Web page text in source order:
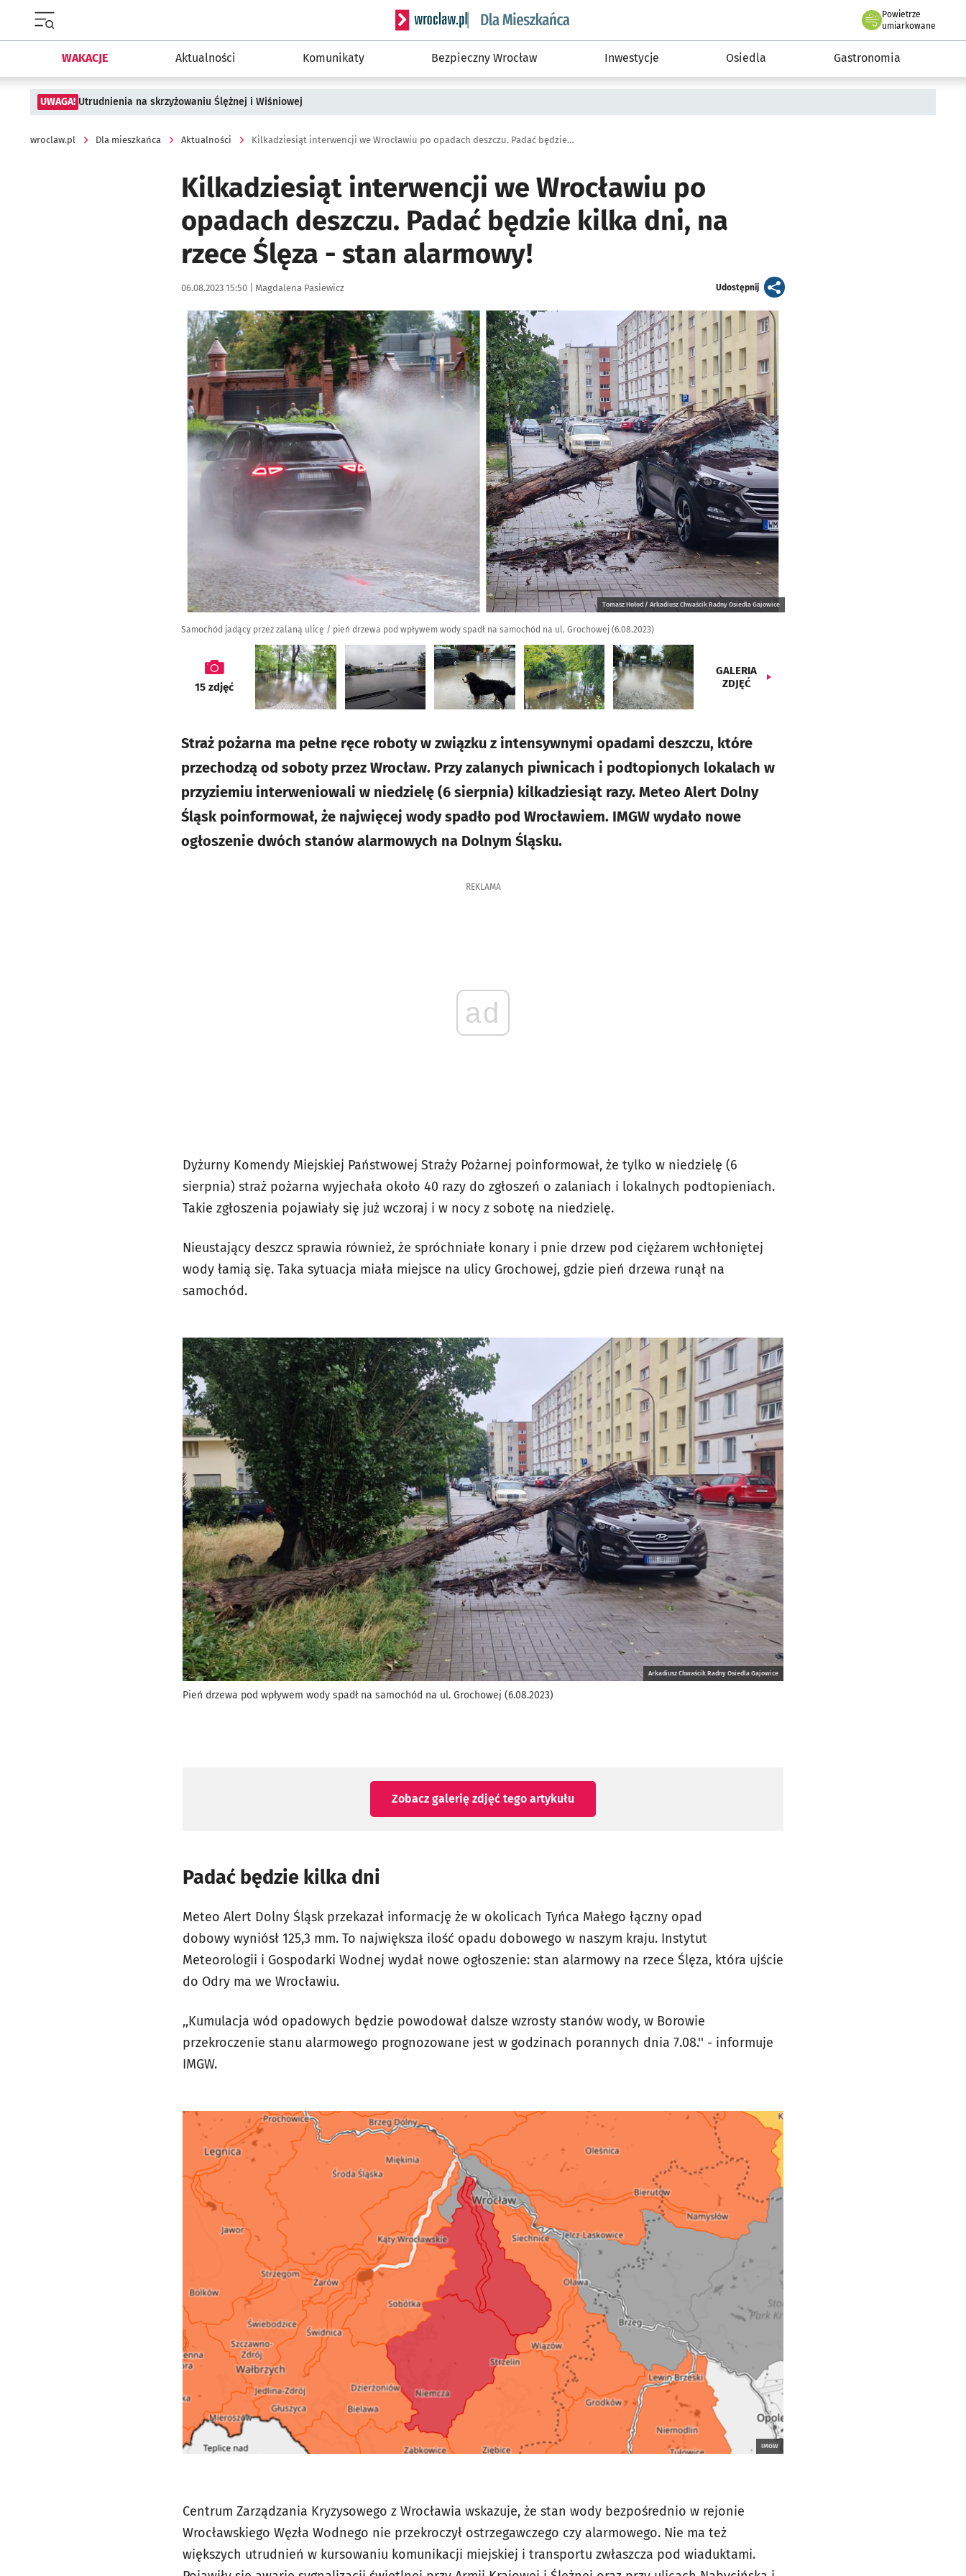
Serwis informacyjny wroclaw.pl podserwis: Dla mieszkańca
Powietrze
we Wrocławiu
umiarkowane
WAKACJE Aktualności Komunikaty Bezpieczny Wrocław Inwestycje Osiedla Gastronomia
UWAGA! Utrudnienia na skrzyżowaniu Ślężnej i Wiśniowej
wroclaw.pl Dla mieszkańca Aktualności Kilkadziesiąt interwencji we Wrocławiu po opadach deszczu. Padać będzie kilka dni, na rzece Ślęza - stan alarmowy!
Kilkadziesiąt interwencji we Wrocławiu po
opadach deszczu. Padać będzie kilka dni, na
rzece Ślęza - stan alarmowy!
Data publikacji:
06.08.2023 15:50 | Autor:
Magdalena Pasiewicz Udostępnijartykuł
Kliknij, aby zobaczyć galerię
Kliknij, aby powiększyć
Tomasz Hołod / Arkadiusz Chwaścik Radny Osiedla Gajowice
Samochód jadący przez zalaną ulicę / pień drzewa pod wpływem wody spadł na samochód na ul. Grochowej (6.08.2023)
galeria
15zdjęć
GALERIA
ZDJĘĆ
Straż pożarna ma pełne ręce roboty w związku z intensywnymi opadami deszczu, które
przechodzą od soboty przez Wrocław. Przy zalanych piwnicach i podtopionych lokalach w
przyziemiu interweniowali w niedzielę (6 sierpnia) kilkadziesiąt razy. Meteo Alert Dolny
Śląsk poinformował, że najwięcej wody spadło pod Wrocławiem. IMGW wydało nowe
ogłoszenie dwóch stanów alarmowych na Dolnym Śląsku.
REKLAMA
ad
Dyżurny Komendy Miejskiej Państwowej Straży Pożarnej poinformował, że tylko w niedzielę (6
sierpnia) straż pożarna wyjechała około 40 razy do zgłoszeń o zalaniach i lokalnych podtopieniach.
Takie zgłoszenia pojawiały się już wczoraj i w nocy z sobotę na niedzielę.
Nieustający deszcz sprawia również, że spróchniałe konary i pnie drzew pod ciężarem wchłoniętej
wody łamią się. Taka sytuacja miała miejsce na ulicy Grochowej, gdzie pień drzewa runął na
samochód.
Arkadiusz Chwaścik Radny Osiedla Gajowice
Pień drzewa pod wpływem wody spadł na samochód na ul. Grochowej (6.08.2023)
Zobacz galerię zdjęć tego artykułu
Padać będzie kilka dni
Meteo Alert Dolny Śląsk przekazał informację że w okolicach Tyńca Małego łączny opad
dobowy wyniósł 125,3 mm. To największa ilość opadu dobowego w naszym kraju. Instytut
Meteorologii i Gospodarki Wodnej wydał nowe ogłoszenie: stan alarmowy na rzece Ślęza, która ujście
do Odry ma we Wrocławiu.
,,Kumulacja wód opadowych będzie powodował dalsze wzrosty stanów wody, w Borowie
przekroczenie stanu alarmowego prognozowane jest w godzinach porannych dnia 7.08.'' - informuje
IMGW.
IMGW
Centrum Zarządzania Kryzysowego z Wrocławia wskazuje, że stan wody bezpośrednio w rejonie
Wrocławskiego Węzła Wodnego nie przekroczył ostrzegawczego czy alarmowego. Nie ma też
większych utrudnień w kursowaniu komunikacji miejskiej i transportu zwłaszcza pod wiaduktami.